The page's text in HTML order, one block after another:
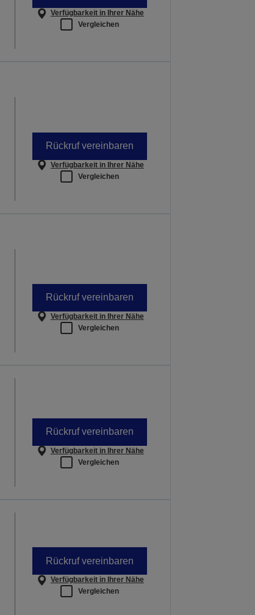
Verfügbarkeit in Ihrer Nähe
Vergleichen
Rückruf vereinbaren
Verfügbarkeit in Ihrer Nähe
Vergleichen
Rückruf vereinbaren
Verfügbarkeit in Ihrer Nähe
Vergleichen
Rückruf vereinbaren
Verfügbarkeit in Ihrer Nähe
Vergleichen
Rückruf vereinbaren
Verfügbarkeit in Ihrer Nähe
Vergleichen